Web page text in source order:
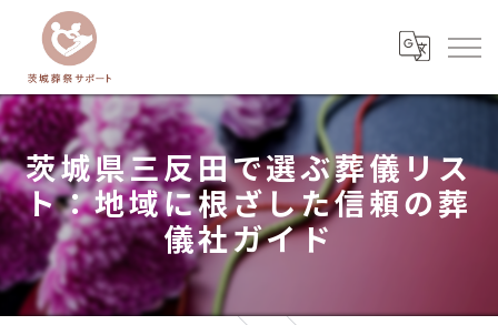
茨城県三反田で選ぶ葬儀リス
ト：地域に根ざした信頼の葬
儀社ガイド